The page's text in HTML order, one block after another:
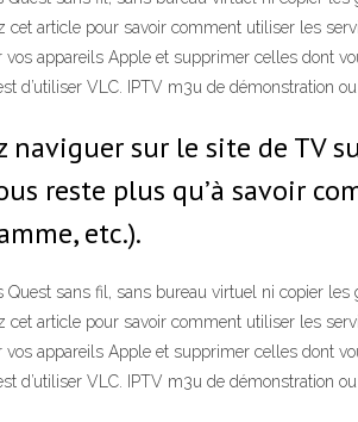
cet article pour savoir comment utiliser les
appareils Apple et supprimer celles dont
d’utiliser VLC. IPTV m3u de démonstration
sur le site de TV
reste plus qu’à savoir
etc.).
sans fil, sans bureau virtuel ni copier
cet article pour savoir comment utiliser les
appareils Apple et supprimer celles dont
d’utiliser VLC. IPTV m3u de démonstration